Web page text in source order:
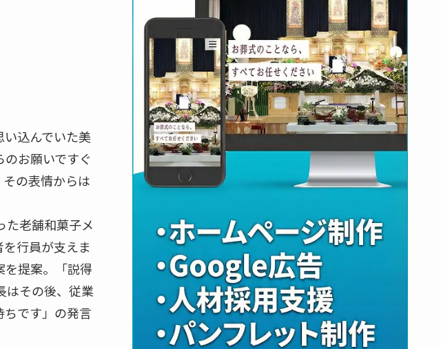
込んでいた美
お願いですぐ
の表情からは
た老舗和菓子メ
行員が支えま
を提案。「説得
はその後、従業
ちです」の発言